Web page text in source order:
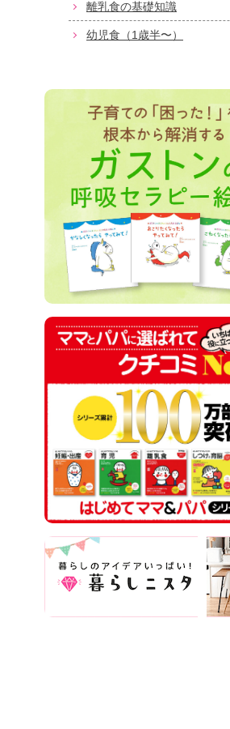
離乳食の基礎知識
幼児食（1歳半〜）